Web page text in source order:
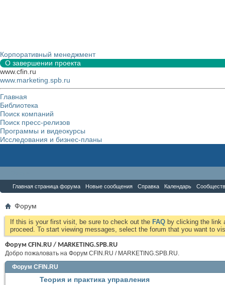
Корпоративный менеджмент
О завершении проекта
www.cfin.ru
www.marketing.spb.ru
Главная
Библиотека
Поиск компаний
Поиск пресс-релизов
Программы и видеокурсы
Исследования и бизнес-планы
Главная страница форума Новые сообщения Справка Календарь
Форум
If this is your first visit, be sure to check out the FAQ by clicking the link
proceed. To start viewing messages, select the forum that you want to
Форум CFIN.RU / MARKETING.SPB.RU
Добро пожаловать на Форум CFIN.RU / MARKETING.SPB.RU.
Форум CFIN.RU
Теория и практика управления